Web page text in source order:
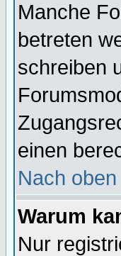
Manche
betreten
schreiben
einen
Nach oben
Warum
Nur